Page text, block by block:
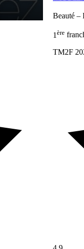
Beauté –
1 ère
TM2F